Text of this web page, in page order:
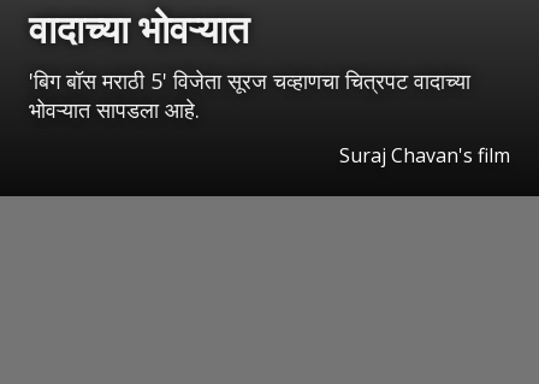
वादाच्या भोवऱ्यात
'बिग बॉस मराठी 5' विजेता सूरज चव्हाणचा चित्रपट वादाच्या
भोवऱ्यात सापडला आहे.
Suraj Chavan's film